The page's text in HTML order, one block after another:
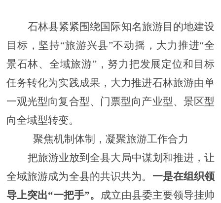
石林县紧紧围绕国际知名旅游目的地建设
目标， 坚持“旅游兴县”不动摇， 大力推进“全
景石林、全域旅游”， 努力把发展定位和目标
任务转化为实践成果，大力推进石林旅游由单
一观光型向复合型、门票型向产业型、景区型
向全域型转变。
聚焦机制体制，凝聚旅游工作合力
把旅游业放到全县大局中谋划和推进，让
全域旅游成为全县的共识共为。 一是在组织领
导上突出“一把手”。 成立由县委主要领导挂帅